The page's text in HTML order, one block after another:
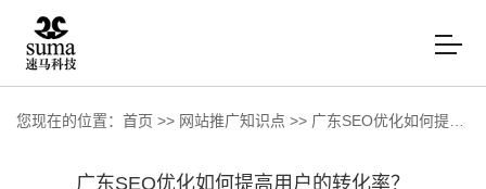
您现在的位置： 首页 >> 网站推广知识点 >> 广东SEO优化如何提高用户的转化率？
广东SEO优化如何提高用户的转化率？